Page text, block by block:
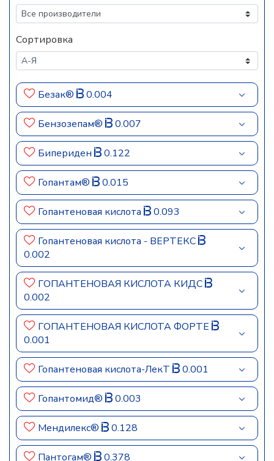
Сортировка
Безак® 0.004
Бензозепам® 0.007
Бипериден 0.122
Гопантам® 0.015
Гопантеновая кислота 0.093
Гопантеновая кислота - ВЕРТЕКС
0.002
ГОПАНТЕНОВАЯ КИСЛОТА КИДС
0.002
ГОПАНТЕНОВАЯ КИСЛОТА ФОРТЕ
0.001
Гопантеновая кислота-ЛекТ 0.001
Гопантомид® 0.003
Мендилекс® 0.128
Пантогам® 0.378